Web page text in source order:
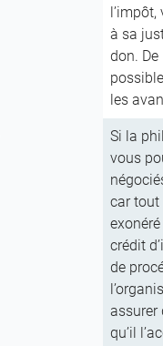
à sa
don.
les
Si la
vous
car tout
crédit
de
assurer
qu’il